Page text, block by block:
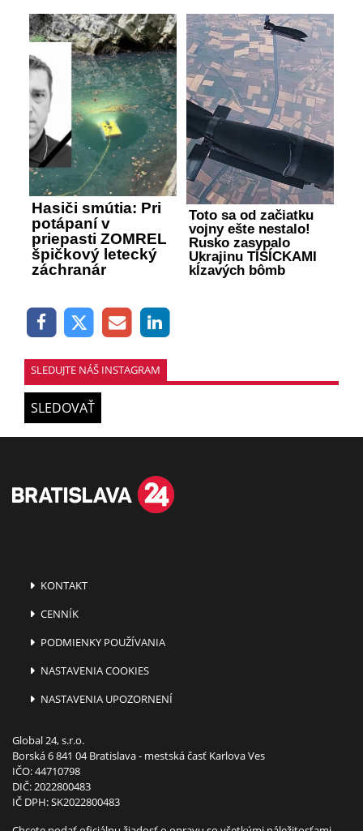
Hasiči smútia: Pri
potápaní v
priepasti ZOMREL
špičkový letecký
záchranár
Toto sa od začiatku
vojny ešte nestalo!
Rusko zasypalo
Ukrajinu TISÍCKAMI
kĺzavých bômb
SLEDUJTE NÁŠ INSTAGRAM
SLEDOVAŤ
KONTAKT
CENNÍK
PODMIENKY POUŽÍVANIA
NASTAVENIA COOKIES
NASTAVENIA UPOZORNENÍ
Global 24, s.r.o.
Borská 6 841 04 Bratislava - mestská časť Karlova Ves
IČO: 44710798
DIČ: 2022800483
IČ DPH: SK2022800483